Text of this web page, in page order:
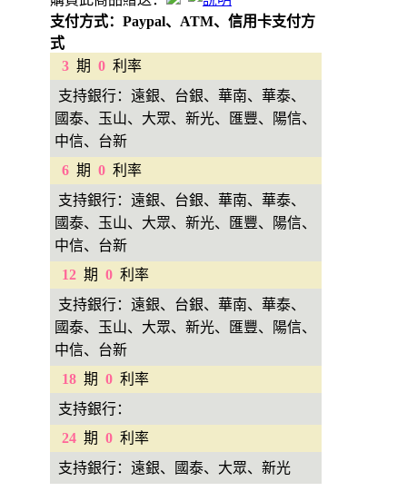
支付方式：Paypal、ATM、信用卡支付方
式
3 期 0 利率
支持銀行：遠銀、台銀、華南、華泰、
國泰、玉山、大眾、新光、匯豐、陽信、
中信、台新
6 期 0 利率
支持銀行：遠銀、台銀、華南、華泰、
國泰、玉山、大眾、新光、匯豐、陽信、
中信、台新
12 期 0 利率
支持銀行：遠銀、台銀、華南、華泰、
國泰、玉山、大眾、新光、匯豐、陽信、
中信、台新
18 期 0 利率
支持銀行：
24 期 0 利率
支持銀行：遠銀、國泰、大眾、新光